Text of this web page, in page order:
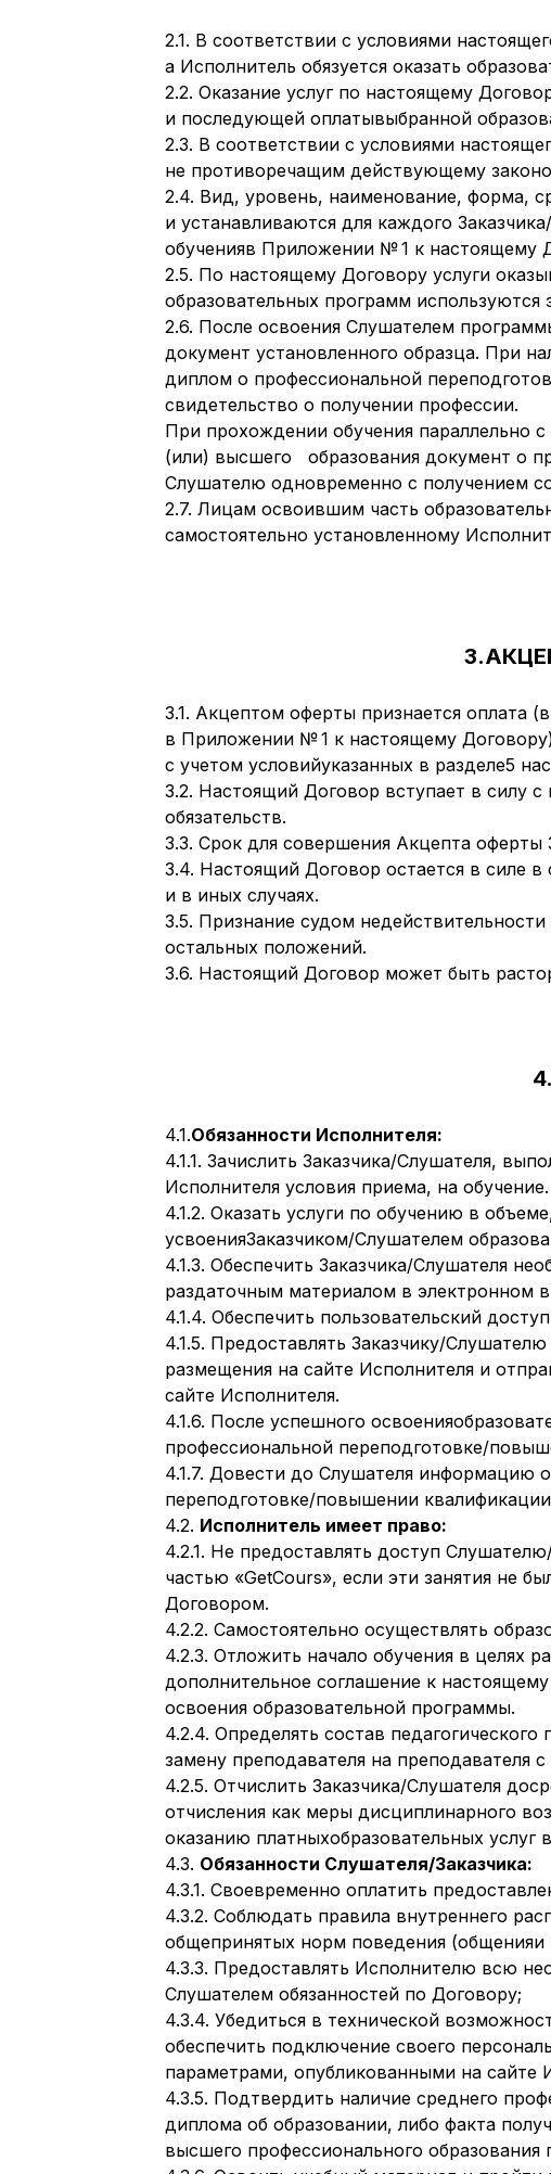
2.1. В соответствии с условиями
а Исполнитель обязуется оказать
2.2. Оказание услуг по настоящему
и последующей оплатывыбранной
2.3. В соответствии с условиями
не противоречащим действующему
2.4. Вид, уровень, наименование, форма,
и устанавливаются для каждого
обученияв Приложении № 1 к настоящему
2.5. По настоящему Договору услуги
образовательных программ
2.6. После освоения Слушателем
документ установленного образца. При
диплом о профессиональной
свидетельство о получении профессии.
При прохождении обучения параллельно
(или) высшего образования документ о
Слушателю одновременно с получением
2.7. Лицам освоившим часть
самостоятельно установленному
3.1. Акцептом оферты признается оплата
в Приложении № 1 к настоящему
с учетом условийуказанных в разделе5
3.2. Настоящий Договор вступает в силу
обязательств.
3.3. Срок для совершения Акцепта оферты
3.4. Настоящий Договор остается в силе
и в иных случаях.
3.5. Признание судом
остальных положений.
3.6. Настоящий Договор может быть
4.
4.1.Обязанности Исполнителя:
4.1.1. Зачислить Заказчика/Слушателя,
Исполнителя условия приема, на обучение.
4.1.2. Оказать услуги по обучению в
усвоенияЗаказчиком/Слушателем
4.1.3. Обеспечить Заказчика/Слушателя
раздаточным материалом в электронном
4.1.4. Обеспечить пользовательский
4.1.5. Предоставлять Заказчику/
размещения на сайте Исполнителя и
сайте Исполнителя.
4.1.6. После успешного
профессиональной переподготовке/
4.1.7. Довести до Слушателя информацию
переподготовке/повышении
4.2. Исполнитель имеет право:
4.2.1. Не предоставлять доступ
частью «GetCours», если эти занятия не
Договором.
4.2.2. Самостоятельно осуществлять
4.2.3. Отложить начало обучения в целях
дополнительное соглашение к
освоения образовательной программы.
4.2.4. Определять состав
замену преподавателя на преподавателя
4.2.5. Отчислить Заказчика/Слушателя
отчисления как меры дисциплинарного
оказанию платныхобразовательных услуг
4.3. Обязанности Слушателя/Заказчика:
4.3.1. Своевременно оплатить
4.3.2. Соблюдать правила внутреннего
общепринятых норм поведения (общенияи
4.3.3. Предоставлять Исполнителю всю
Слушателем обязанностей по Договору;
4.3.4. Убедиться в технической
обеспечить подключение своего
параметрами, опубликованными на сайте
4.3.5. Подтвердить наличие среднего
диплома об образовании, либо факта
высшего профессионального образования